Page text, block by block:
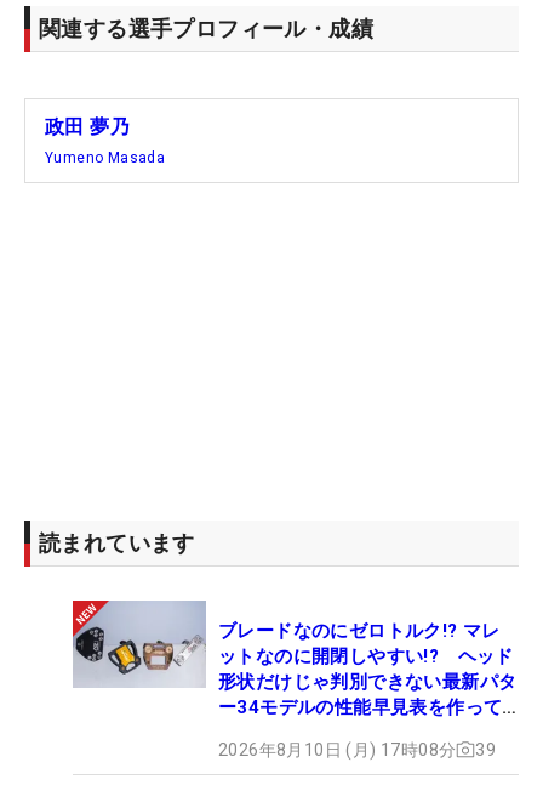
関連する選手プロフィール・成績
政田 夢乃
Yumeno Masada
読まれています
ブレードなのにゼロトルク!? マレ
ットなのに開閉しやすい!? ヘッド
形状だけじゃ判別できない最新パタ
ー34モデルの性能早見表を作って
2026年8月10日 (月) 17時08分 39